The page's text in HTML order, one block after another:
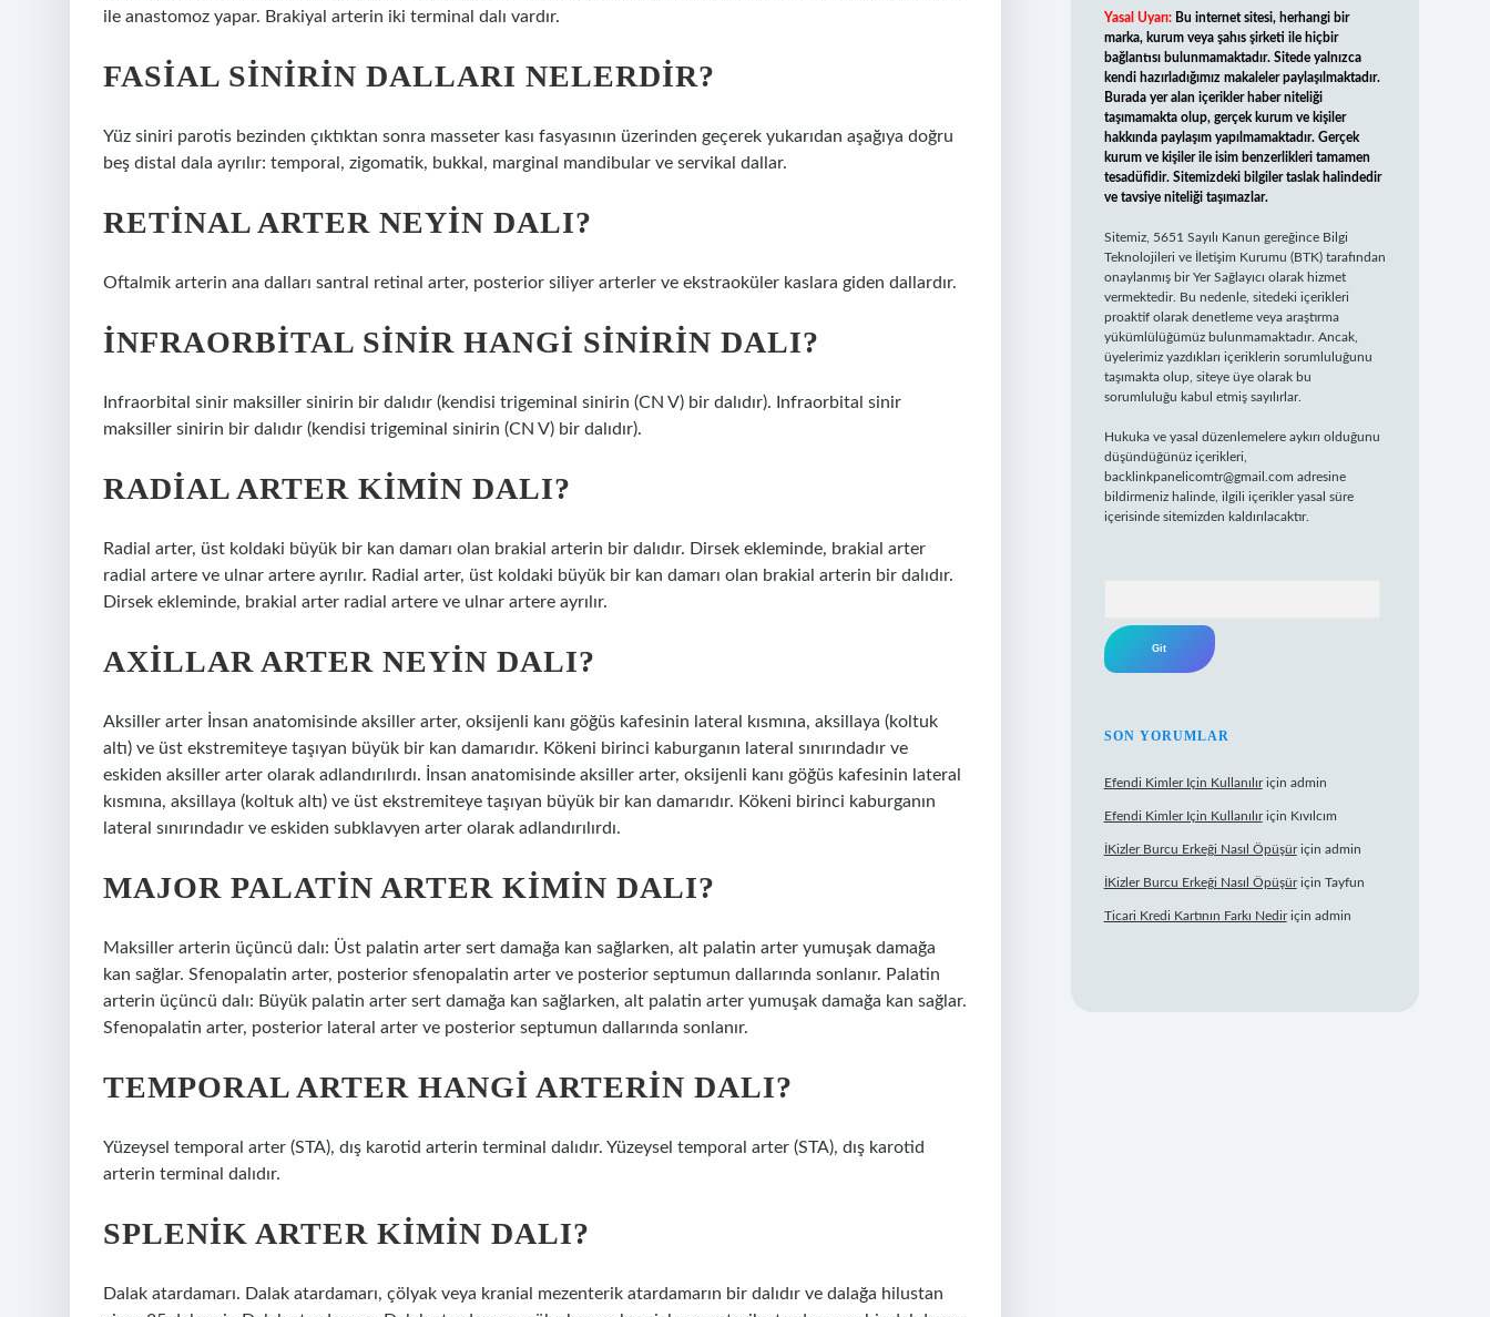
ile anastomoz yapar. Brakiyal arterin iki terminal dalı vardır.
FASIAL SINIRIN DALLARI NELERDIR?
Yüz siniri parotis bezinden çıktıktan sonra masseter kası fasyasının üzerinden geçerek yukarıdan aşağıya doğru
beş distal dala ayrılır: temporal, zigomatik, bukkal, marginal mandibular ve servikal dallar.
RETINAL ARTER NEYIN DALI?
Oftalmik arterin ana dalları santral retinal arter, posterior siliyer arterler ve ekstraoküler kaslara giden dallardır.
İNFRAORBITAL SINIR HANGI SINIRIN DALI?
Infraorbital sinir maksiller sinirin bir dalıdır (kendisi trigeminal sinirin (CN V) bir dalıdır). Infraorbital sinir
maksiller sinirin bir dalıdır (kendisi trigeminal sinirin (CN V) bir dalıdır).
RADIAL ARTER KIMIN DALI?
Radial arter, üst koldaki büyük bir kan damarı olan brakial arterin bir dalıdır. Dirsek ekleminde, brakial arter
radial artere ve ulnar artere ayrılır. Radial arter, üst koldaki büyük bir kan damarı olan brakial arterin bir dalıdır.
Dirsek ekleminde, brakial arter radial artere ve ulnar artere ayrılır.
AXILLAR ARTER NEYIN DALI?
Aksiller arter İnsan anatomisinde aksiller arter, oksijenli kanı göğüs kafesinin lateral kısmına, aksillaya (koltuk
altı) ve üst ekstremiteye taşıyan büyük bir kan damarıdır. Kökeni birinci kaburganın lateral sınırındadır ve
eskiden aksiller arter olarak adlandırılırdı. İnsan anatomisinde aksiller arter, oksijenli kanı göğüs kafesinin lateral
kısmına, aksillaya (koltuk altı) ve üst ekstremiteye taşıyan büyük bir kan damarıdır. Kökeni birinci kaburganın
lateral sınırındadır ve eskiden subklavyen arter olarak adlandırılırdı.
MAJOR PALATIN ARTER KIMIN DALI?
Maksiller arterin üçüncü dalı: Üst palatin arter sert damağa kan sağlarken, alt palatin arter yumuşak damağa
kan sağlar. Sfenopalatin arter, posterior sfenopalatin arter ve posterior septumun dallarında sonlanır. Palatin
arterin üçüncü dalı: Büyük palatin arter sert damağa kan sağlarken, alt palatin arter yumuşak damağa kan sağlar.
Sfenopalatin arter, posterior lateral arter ve posterior septumun dallarında sonlanır.
TEMPORAL ARTER HANGI ARTERIN DALI?
Yüzeysel temporal arter (STA), dış karotid arterin terminal dalıdır. Yüzeysel temporal arter (STA), dış karotid
arterin terminal dalıdır.
SPLENIK ARTER KIMIN DALI?
Dalak atardamarı. Dalak atardamarı, çölyak veya kranial mezenterik atardamarın bir dalıdır ve dalağa hilustan
Yasal Uyarı: Bu internet sitesi, herhangi bir
marka, kurum veya şahıs şirketi ile hiçbir
bağlantısı bulunmamaktadır. Sitede yalnızca
kendi hazırladığımız makaleler paylaşılmaktadır.
Burada yer alan içerikler haber niteliği
taşımamakta olup, gerçek kurum ve kişiler
hakkında paylaşım yapılmamaktadır. Gerçek
kurum ve kişiler ile isim benzerlikleri tamamen
tesadüfidir. Sitemizdeki bilgiler taslak halindedir
ve tavsiye niteliği taşımazlar.
Sitemiz, 5651 Sayılı Kanun gereğince Bilgi
Teknolojileri ve İletişim Kurumu (BTK) tarafından
onaylanmış bir Yer Sağlayıcı olarak hizmet
vermektedir. Bu nedenle, sitedeki içerikleri
proaktif olarak denetleme veya araştırma
yükümlülüğümüz bulunmamaktadır. Ancak,
üyelerimiz yazdıkları içeriklerin sorumluluğunu
taşımakta olup, siteye üye olarak bu
sorumluluğu kabul etmiş sayılırlar.
Hukuka ve yasal düzenlemelere aykırı olduğunu
düşündüğünüz içerikleri,
backlinkpanelicomtr@gmail.com adresine
bildirmeniz halinde, ilgili içerikler yasal süre
içerisinde sitemizden kaldırılacaktır.
SON YORUMLAR
Efendi Kimler Için Kullanılıriçin admin
Efendi Kimler Için Kullanılıriçin Kıvılcım
İKizler Burcu Erkeği Nasıl Öpüşüriçin admin
İKizler Burcu Erkeği Nasıl Öpüşüriçin Tayfun
Ticari Kredi Kartının Farkı Nediriçin admin